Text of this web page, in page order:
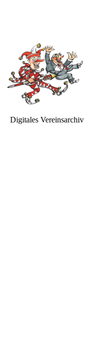
Digitales Vereinsarchiv